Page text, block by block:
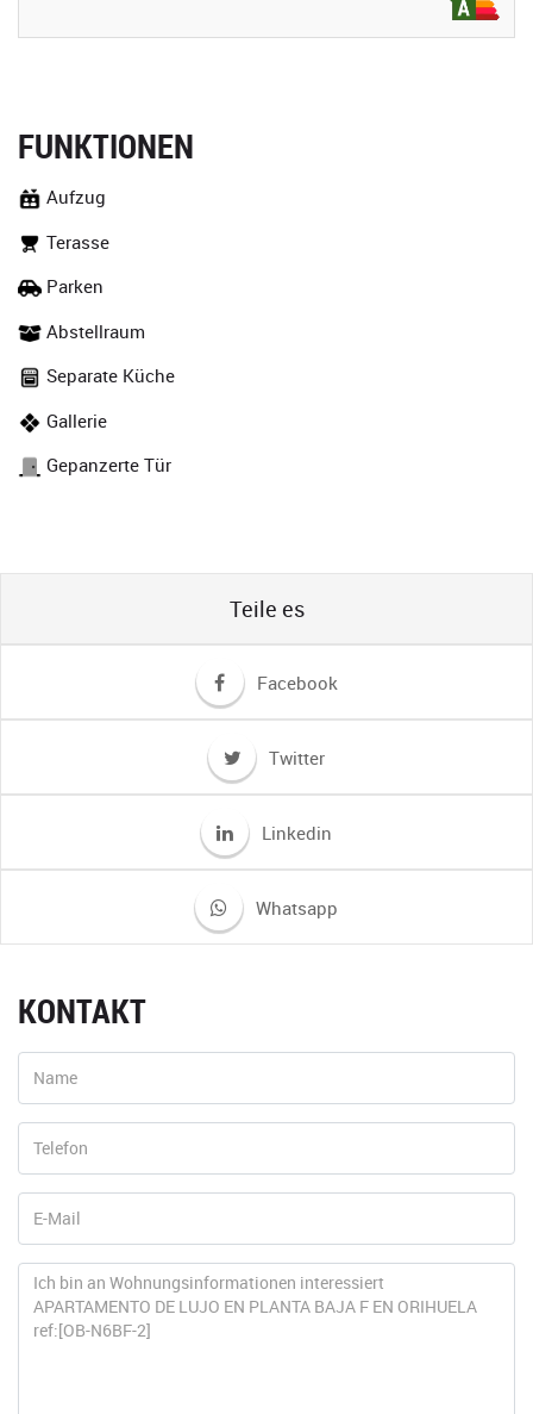
FUNKTIONEN
Aufzug
Terasse
Parken
Abstellraum
Separate Küche
Gallerie
Gepanzerte Tür
Teile es
Facebook
Twitter
Linkedin
Whatsapp
KONTAKT